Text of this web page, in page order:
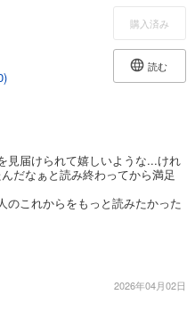
購入済み
読む
見届けられて嬉しいような...けれ
だなぁと読み終わってから満足
のこれからをもっと読みたかった
2026年04月02日